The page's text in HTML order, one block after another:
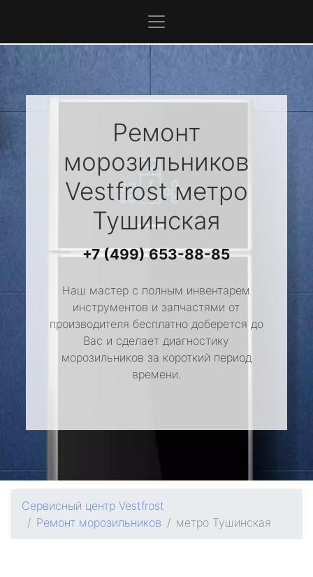
Ремонт
морозильников
Vestfrostметро
Тушинская
+7 (499) 653-88-85
Наш мастер с полным инвентарем
инструментов и запчастями от
производителя бесплатно доберется до
Вас и сделает диагностику
морозильников за короткий период
времени.
Сервисный центр Vestfrost
Ремонт морозильников
метро Тушинская